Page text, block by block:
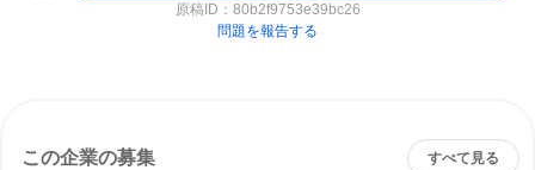
原稿ID： 80b2f9753e39bc26
問題を報告する
この企業の募集 すべて見る